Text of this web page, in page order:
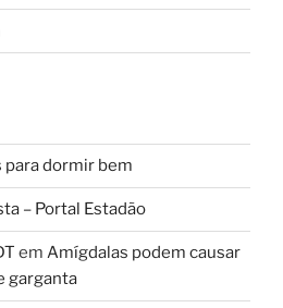
para dormir bem
– Portal Estadão
em Amígdalas podem causar
garganta